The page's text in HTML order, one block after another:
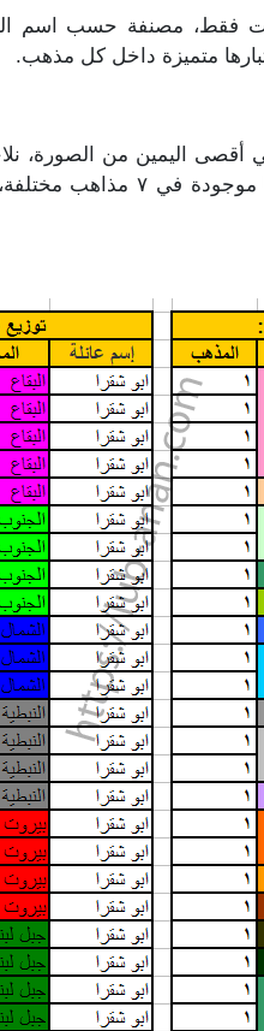
فقط، مصنفة حسب اسم
متميزة داخل كل مذهب.
أقصى اليمين من الصورة،